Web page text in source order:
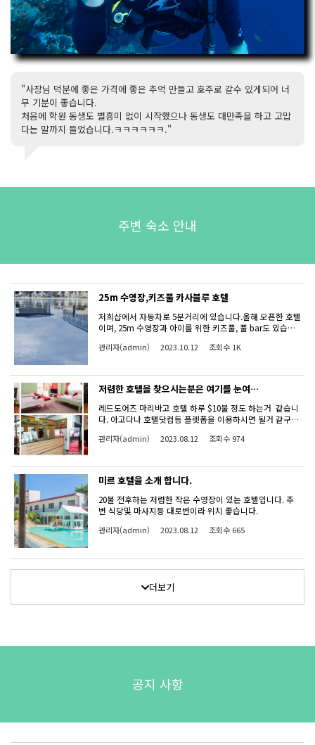
"사장님 덕분에 좋은 가격에 좋은 추억 만들고 호주로 갈수 있게되어 너
무 기분이 좋습니다.
처음에 학원 동생도 별흥미 없이 시작했으나 동생도 대만족을 하고 고맙
다는 말까지 들었습니다.ㅋㅋㅋㅋㅋㅋ."
주변 숙소 안내
25m 수영장,키즈풀 카사블루 호텔
저희샵에서 자동차로 5분거리에 있습니다.올해 오픈한 호텔
이며, 25m 수영장과 아이를 위한 키즈풀, 풀 bar도 있습니
관리자(admin) 2023.10.12 조회수 1K
저렴한 호텔을 찾으시는분은 여기를 눈여겨
봐주세요.
레드도어즈 마리바고 호텔 하루 $10불 정도 하는거 같습니
다. 아고다나 호텔닷컴등 플렛폼을 이용하시면 될거 같구여.
위치가 좋습니다. 주변에 한국 식당, 마사지,편의점,슈퍼등
관리자(admin) 2023.08.12 조회수 974
미르 호텔을 소개 합니다.
20불 전후하는 저렴한 작은 수영장이 있는 호텔입니다. 주
변 식당및 마사지등 대로변이라 위치 좋습니다.
관리자(admin) 2023.08.12 조회수 665
더보기
공지 사항